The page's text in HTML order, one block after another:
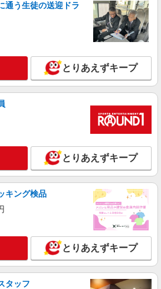
通う生徒の送迎ドラ
とりあえずキープ
とりあえずキープ
キング検品
とりあえずキープ
タッフ